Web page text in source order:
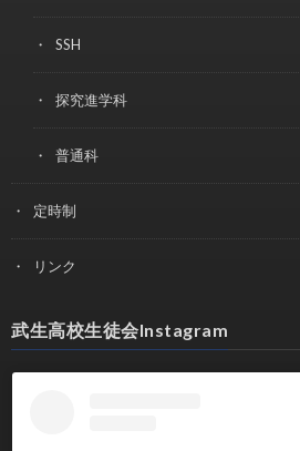
SSH
探究進学科
普通科
定時制
リンク
武生高校生徒会Instagram